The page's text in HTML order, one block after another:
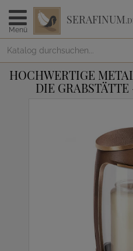
Menü
SERAFINUM
HOCHWERTIGE
DIE